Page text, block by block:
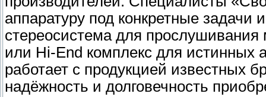
аппаратуру под конкретные
стереосистема для
или Hi-End комплекс для
работает с продукцией известных
надёжность и долговечность